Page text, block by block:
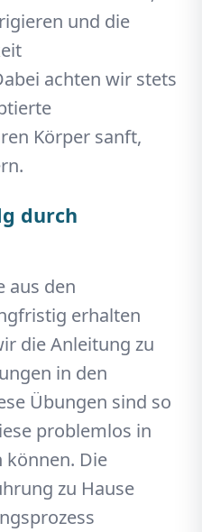
und die
achten wir stets
Körper sanft,
durch
aus den
erhalten
die Anleitung zu
in den
Übungen sind so
problemlos in
können. Die
zu Hause